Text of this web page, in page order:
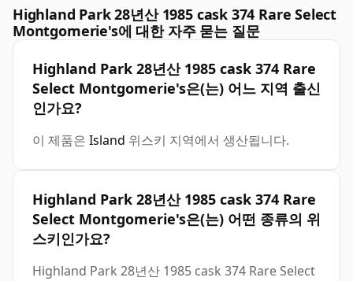
Highland Park 28년산 1985 cask 374 Rare Select
Montgomerie's에 대한 자주 묻는 질문
Highland Park 28년산 1985 cask 374 Rare
Select Montgomerie's은(는) 어느 지역 출신
인가요?
이 제품은 Island 위스키 지역에서 생산됩니다.
Highland Park 28년산 1985 cask 374 Rare
Select Montgomerie's은(는) 어떤 종류의 위
스키인가요?
Highland Park 28년산 1985 cask 374 Rare Select